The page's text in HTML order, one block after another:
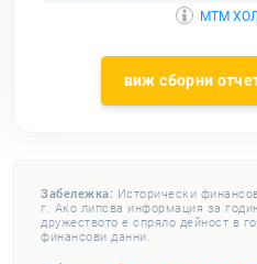
МТМ
виж сборни
Забележка: Исторически
г. Ако липсва информация за
дружеството е спряло дейност в
финансови данни.